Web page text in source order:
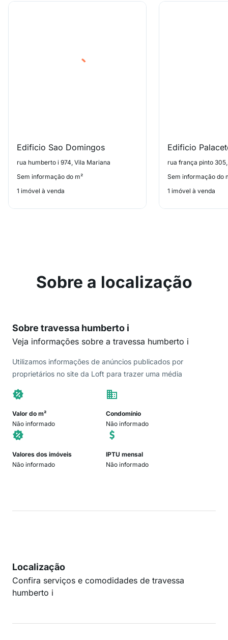
Edificio Sao Domingos
rua humberto i 974, Vila Mariana
Sem informação do m²
1 imóvel à venda
Edificio
rua frança pinto
Sem informação do
1 imóvel à venda
Sobre a localização
Sobre travessa humberto i
Veja informações sobre a travessa humberto i
Utilizamos informações de anúncios publicados por
proprietários no site da Loft para trazer uma média
Valor do m²
Não informado
Condomínio
Não informado
Valores dos imóveis
Não informado
IPTU mensal
Não informado
Localização
Confira serviços e comodidades de travessa
humberto i